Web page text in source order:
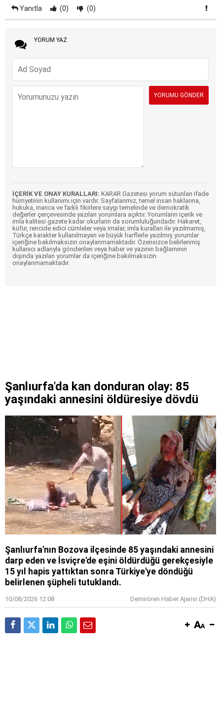
Yanıtla (0) (0)
YORUM YAZ
İÇERİK VE ONAY KURALLARI: KARAR Gazetesi yorum sütunları ifade
hürriyetinin kullanımı için vardır. Sayfalarımız, temel insan haklarına,
hukuka, inanca ve farklı fikirlere saygı temelinde ve demokratik
değerler çerçevesinde yazılan yorumlara açıktır. Yorumların içerik ve
imla kalitesi gazete kadar okurların da sorumluluğundadır. Hakaret,
küfür, rencide edici cümleler veya imalar, imla kuralları ile yazılmamış,
Türkçe karakter kullanılmayan ve büyük harflerle yazılmış yorumlar
içeriğine bakılmaksızın onaylanmamaktadır. Özensizce belirlenmiş
kullanıcı adlarıyla gönderilen veya haber ve yazının bağlamının
dışında yazılan yorumlar da içeriğine bakılmaksızın
onaylanmamaktadır.
Şanlıurfa'da kan donduran olay: 85
yaşındaki annesini öldüresiye dövdü
Şanlıurfa'nın Bozova ilçesinde 85 yaşındaki annesini
darp eden ve İsviçre'de eşini öldürdüğü gerekçesiyle
15 yıl hapis yattıktan sonra Türkiye'ye döndüğü
belirlenen şüpheli tutuklandı.
10/08/2026 12:08 Demirören Haber Ajansı (DHA)